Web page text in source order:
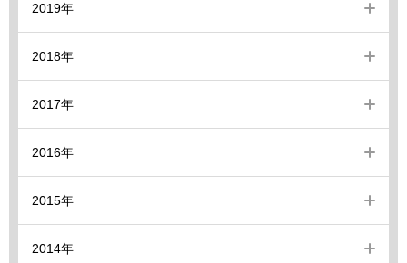
2019年
2018年
2017年
2016年
2015年
2014年